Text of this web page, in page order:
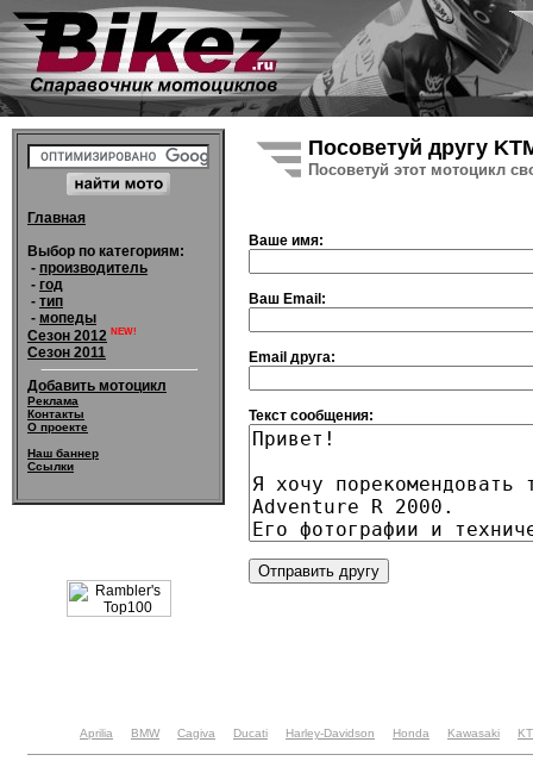
Главная
Выбор по категориям:
- производитель
- год
- тип
- мопеды
Сезон 2012 NEW!
Сезон 2011
Добавить мотоцикл
Реклама
Контакты
О проекте
Наш баннер
Ссылки
Посоветуй другу
Посоветуй этот мотоцикл
Ваше имя:
Ваш Email:
Email друга:
Текст сообщения:
Aprilia BMW Cagiva Ducati Harley-Davidson Honda Kawasaki